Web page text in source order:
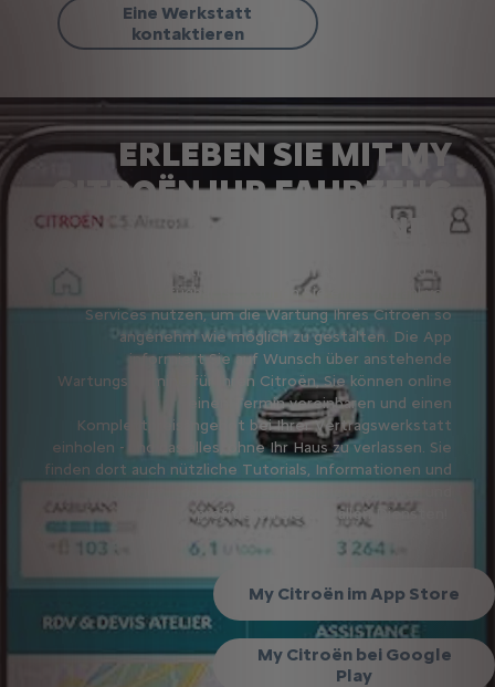
Eine Werkstatt
kontaktieren
ERLEBEN SIE MIT MY
CITROËN IHR FAHRZEUG
NEU
Mit der My Citroën App, die im App Store und für
Android verfügbar ist, können Sie eine Vielzahl von
Services nutzen, um die Wartung Ihres Citroën so
angenehm wie möglich zu gestalten. Die App
informiert Sie auf Wunsch über anstehende
Wartungstermine für Ihren Citroën, Sie können online
einen Termin vereinbaren und einen
Komplettpreisangebot bei Ihrer Vertragswerkstatt
einholen - und das alles, ohne Ihr Haus zu verlassen. Sie
finden dort auch nützliche Tutorials, Informationen und
profitieren Sie von allen Diensten!
My Citroën im App Store
My Citroën bei Google
Play